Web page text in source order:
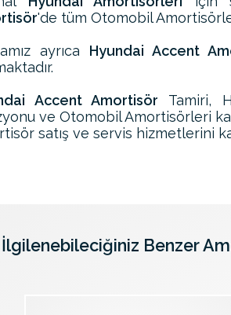
'de tüm Otomobil
ayrıca Hyundai Accent
Accent Amortisör Tamiri,
ve Otomobil Amortisörleri
satış ve servis hizmetlerini
İlgilenebileciğiniz Benzer